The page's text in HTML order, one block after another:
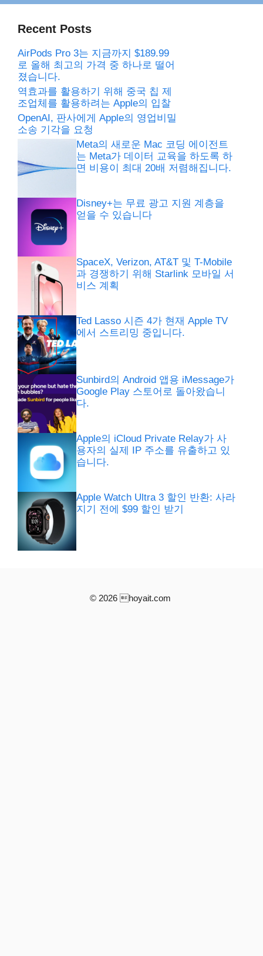
Recent Posts
AirPods Pro 3는 지금까지 $189.99
로 올해 최고의 가격 중 하나로 떨어
졌습니다.
역효과를 활용하기 위해 중국 칩 제
조업체를 활용하려는 Apple의 입찰
OpenAI, 판사에게 Apple의 영업비밀
소송 기각을 요청
Meta의 새로운 Mac 코딩 에이전트
는 Meta가 데이터 교육을 하도록 하
면 비용이 최대 20배 저렴해집니다.
Disney+는 무료 광고 지원 계층을
얻을 수 있습니다
SpaceX, Verizon, AT&T 및 T-Mobile
과 경쟁하기 위해 Starlink 모바일 서
비스 계획
Ted Lasso 시즌 4가 현재 Apple TV
에서 스트리밍 중입니다.
Sunbird의 Android 앱용 iMessage가
Google Play 스토어로 돌아왔습니
다.
Apple의 iCloud Private Relay가 사
용자의 실제 IP 주소를 유출하고 있
습니다.
Apple Watch Ultra 3 할인 반환: 사라
지기 전에 $99 할인 받기
© 2026 hoyait.com